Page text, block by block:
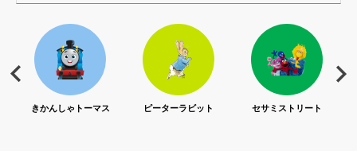
ピーターラビット セサミストリート リサとガスパール